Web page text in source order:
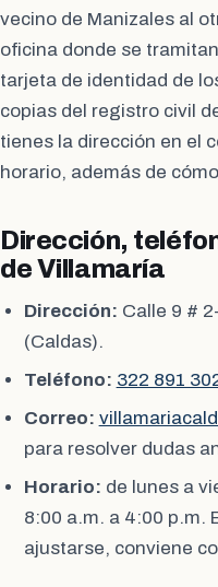
vecino de Manizales al
oficina donde se
tarjeta de identidad de
copias del registro civil
tienes la dirección en el
horario, además de
Dirección,
de Villamaría
Dirección: Calle 9 #
(Caldas).
Teléfono: 322 891
Correo:
para resolver dudas
Horario: de lunes a
8:00 a.m. a 4:00 p.m.
ajustarse, conviene